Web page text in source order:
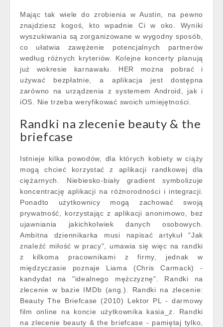
Mając tak wiele do zrobienia w Austin, na pewno
znajdziesz kogoś, kto wpadnie Ci w oko. Wyniki
wyszukiwania są zorganizowane w wygodny sposób,
co ułatwia zawężenie potencjalnych partnerów
według różnych kryteriów. Kolejne koncerty planują
już wokresie karnawału. HER można pobrać i
używać bezpłatnie, a aplikacja jest dostępna
zarówno na urządzenia z systemem Android, jak i
iOS. Nie trzeba weryfikować swoich umiejętności.
Randki na zlecenie beauty & the
briefcase
Istnieje kilka powodów, dla których kobiety w ciąży
mogą chcieć korzystać z aplikacji randkowej dla
ciężarnych. Niebiesko-biały gradient symbolizuje
koncentrację aplikacji na różnorodności i integracji.
Ponadto użytkownicy mogą zachować swoją
prywatność, korzystając z aplikacji anonimowo, bez
ujawniania jakichkolwiek danych osobowych.
Ambitna dziennikarka musi napisać artykuł "Jak
znaleźć miłość w pracy", umawia się więc na randki
z kilkoma pracownikami z firmy, jednak w
międzyczasie poznaje Liama (Chris Carmack) -
kandydat na "idealnego mężczyznę". Randki na
zlecenie w bazie IMDb (ang.). Randki na zlecenie:
Beauty The Briefcase (2010) Lektor PL - darmowy
film online na koncie użytkownika kasia_z. Randki
na zlecenie beauty & the briefcase - pamiętaj tylko,